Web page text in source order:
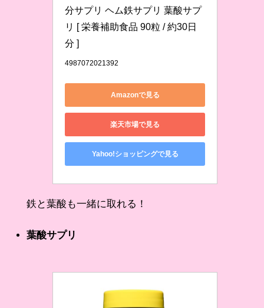
分サプリ ヘム鉄サプリ 葉酸サプ
リ [ 栄養補助食品 90粒 / 約30日
分 ]
4987072021392
Amazonで見る
楽天市場で見る
Yahoo!ショッピングで見る
鉄と葉酸も一緒に取れる！
葉酸サプリ